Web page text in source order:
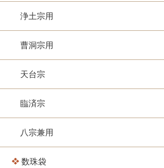
浄土宗用
曹洞宗用
天台宗
臨済宗
八宗兼用
数珠袋